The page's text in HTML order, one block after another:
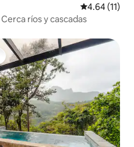
Calificación
4.64 (11)
ríos y cascadas
huéspedes